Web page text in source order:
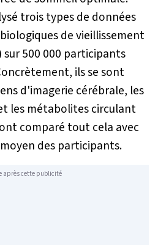
trois types de données
de vieillissement
500 000 participants
ils se sont
d'imagerie cérébrale, les
les métabolites circulant
comparé tout cela avec
des participants.
après cette publicité